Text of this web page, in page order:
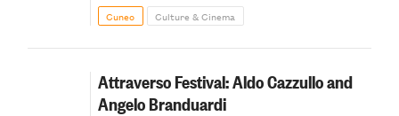
Cuneo Culture & Cinema
Attraverso Festival: Aldo Cazzullo and
Angelo Branduardi